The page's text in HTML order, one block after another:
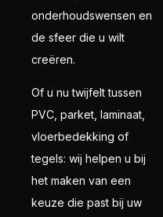
onderhoudswensen en
de sfeer die u wilt
creëren.
Of u nu twijfelt tussen
PVC, parket, laminaat,
vloerbedekking of
tegels: wij helpen u bij
het maken van een
keuze die past bij uw